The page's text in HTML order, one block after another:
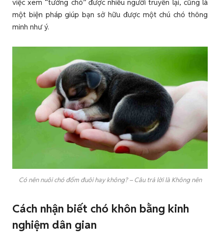
việc xem “tướng chó” được nhiều người truyền lại, cũng là
một biện pháp giúp bạn sở hữu được một chú chó thông
minh như ý.
Có nên nuôi chó đốm đuôi hay không? – Câu trả lời là Không nên
Cách nhận biết chó khôn bằng kinh
nghiệm dân gian